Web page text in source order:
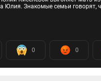
Юлия. Знакомые семьи
0 0